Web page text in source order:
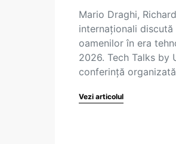
Mario Draghi,
internaționali
oamenilor în era
2026. Tech Talks by
conferință
Vezi articolul